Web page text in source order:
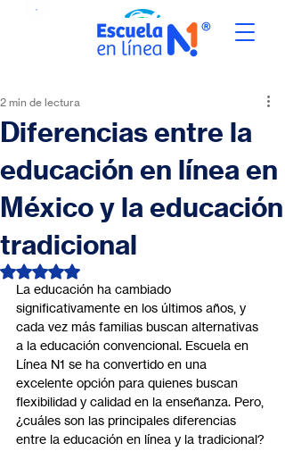
Diferencias entre la
educación en línea en
México y la educación
tradicional
2 min de lectura
Obtuvo NaN de 5 estrellas.
La educación ha cambiado
significativamente en los últimos años, y
cada vez más familias buscan alternativas
a la educación convencional. Escuela en
Línea N1 se ha convertido en una
excelente opción para quienes buscan
flexibilidad y calidad en la enseñanza. Pero,
¿cuáles son las principales diferencias
entre la educación en línea y la tradicional?